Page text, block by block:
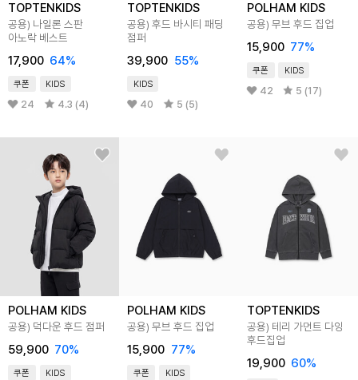
TOPTENKIDS
공용) 나일론 스판
아노락 베스트
17,900 64%
쿠폰 KIDS
24 4.3 (4)
TOPTENKIDS
공용) 후드 바시티 패딩
점퍼
39,900 55%
KIDS
40 5 (5)
POLHAM KIDS
공용) 무브 후드 집업
15,900 77%
쿠폰 KIDS
42 5 (17)
POLHAM KIDS
공용) 덕다운 후드 점퍼
59,900 70%
쿠폰 KIDS
POLHAM KIDS
공용) 무브 후드 집업
15,900 77%
쿠폰 KIDS
TOPTENKIDS
공용) 테리 가먼트 다잉
후드집업
19,900 60%